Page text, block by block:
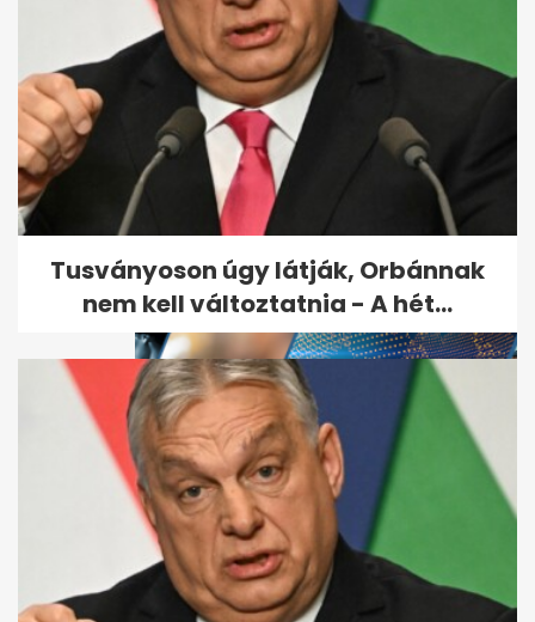
Kiderült, ki ölte meg Till
Tamást, de a gyilkos
szabadon...
Tusványoson úgy látják, Orbánnak
nem kell változtatnia - A hét...